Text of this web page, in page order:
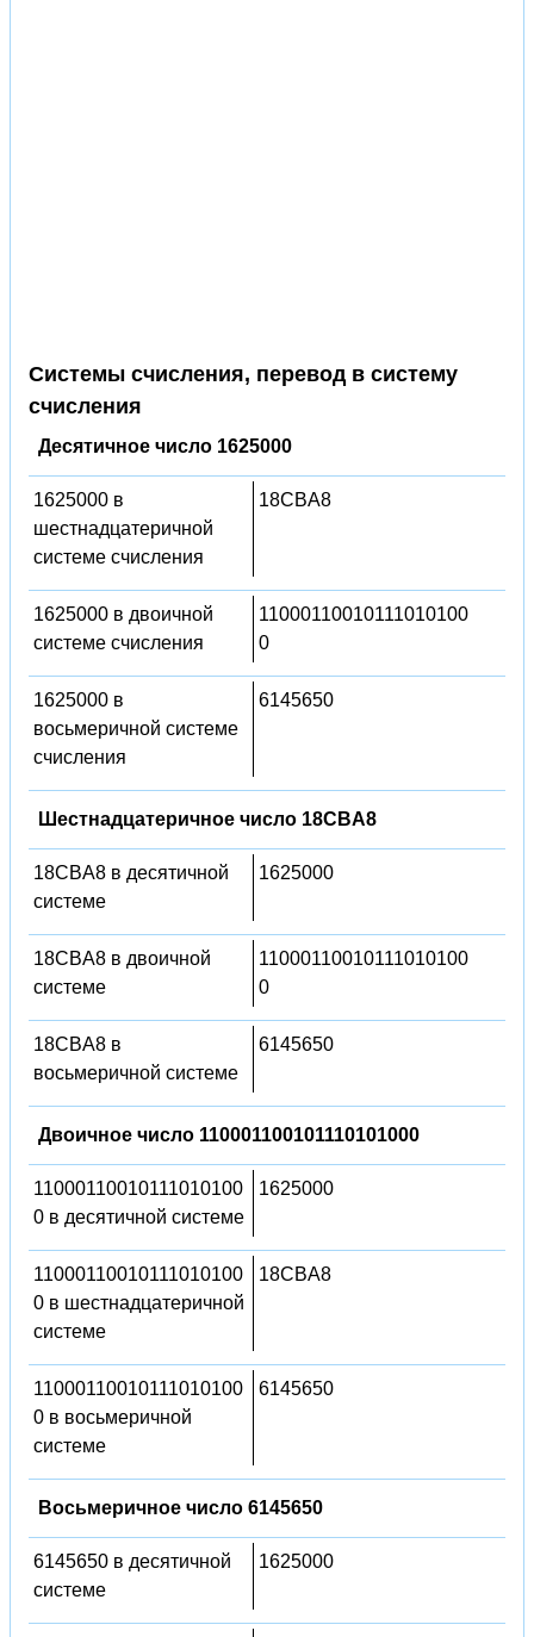
Системы счисления, перевод в систему
счисления
Десятичное число 1625000
1625000 в
шестнадцатеричной
системе счисления
18CBA8
1625000 в двоичной
системе счисления
11000110010111010100
0
1625000 в
восьмеричной системе
счисления
6145650
Шестнадцатеричное число 18CBA8
18CBA8 в десятичной
системе
1625000
18CBA8 в двоичной
системе
11000110010111010100
0
18CBA8 в
восьмеричной системе
6145650
Двоичное число 110001100101110101000
11000110010111010100
0 в десятичной системе
1625000
11000110010111010100
0 в шестнадцатеричной
системе
18CBA8
11000110010111010100
0 в восьмеричной
системе
6145650
Восьмеричное число 6145650
6145650 в десятичной
системе
1625000